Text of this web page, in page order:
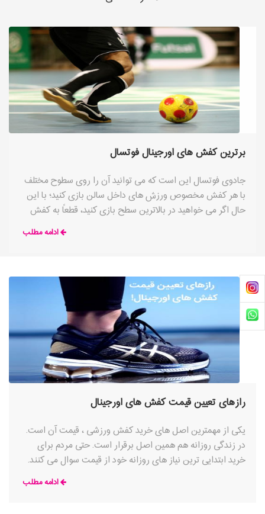
برترین کفش های اورجینال فوتسال
جادوی فوتسال این است که می توانید آن را روی سطوح مختلف
با هر کفش مخصوص ورزش های داخل سالن بازی کنید؛ با این
حال اگر می خواهید در بالاترین سطح بازی کنید، قطعاً به کفش
هایی نیاز دارید که منحصراً برای این ورزش ساخته شده باشند.
فوتسال یک ورزش جذاب و بسیار پویا است، بنابراین ادامه مطلب
رازهای تعیین قیمت کفش های اورجینال
یکی از مهمترین اصل های خرید کفش ورزشی ، قیمت آن است.
در زندگی روزانه هم همین اصل برقرار است. حتی مردم برای
خرید ابتدایی ترین نیاز های روزانه خود از قیمت سوال می کنند.
سیاست شرکت های تولیدی همیشه بر این اصل استوارادامه مطلب